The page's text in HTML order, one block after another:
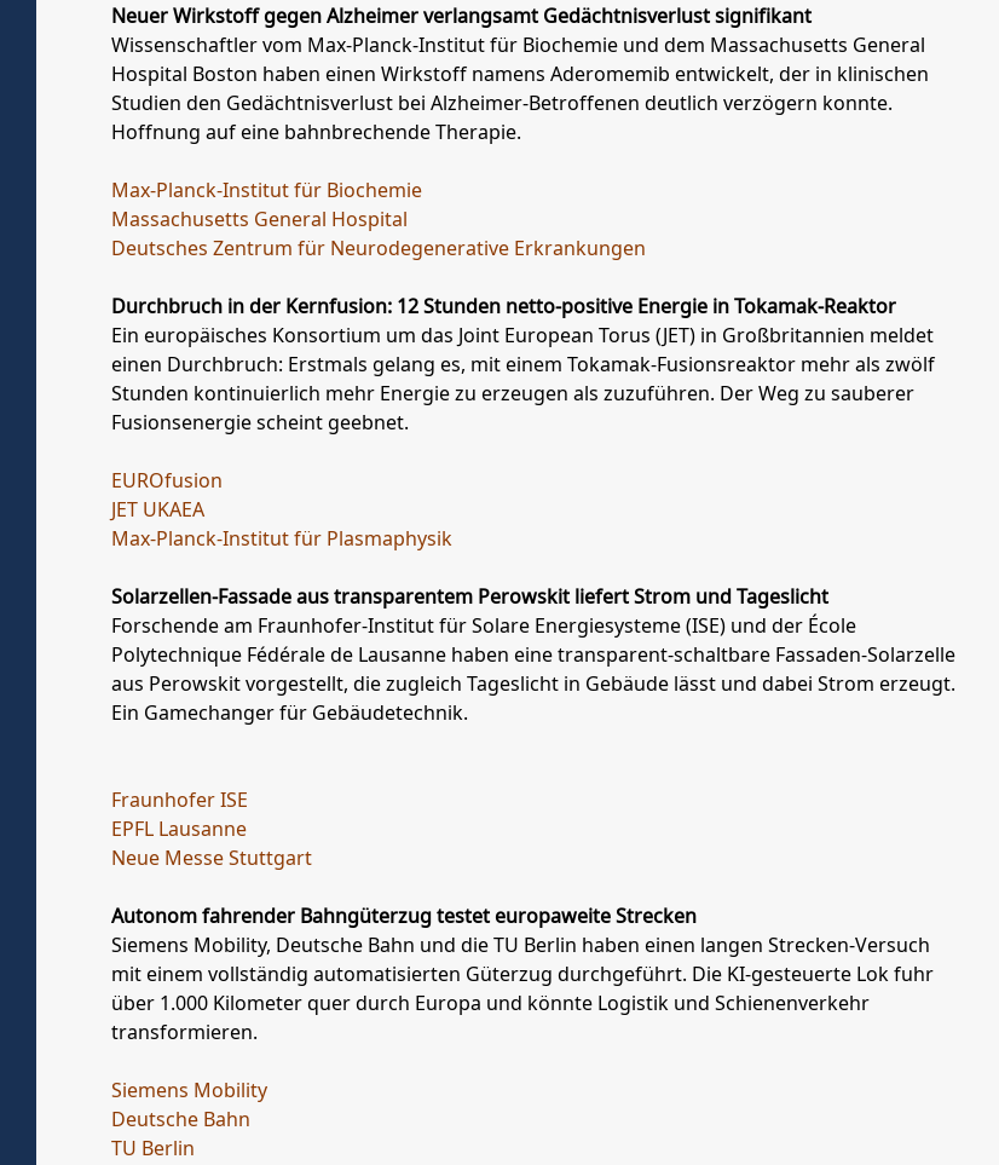
Neuer Wirkstoff gegen Alzheimer verlangsamt Gedächtnisverlust signifikant
Wissenschaftler vom Max-Planck-Institut für Biochemie und dem Massachusetts General
Hospital Boston haben einen Wirkstoff namens Aderomemib entwickelt, der in klinischen
Studien den Gedächtnisverlust bei Alzheimer-Betroffenen deutlich verzögern konnte.
Hoffnung auf eine bahnbrechende Therapie.
Max-Planck-Institut für Biochemie
Massachusetts General Hospital
Deutsches Zentrum für Neurodegenerative Erkrankungen
Durchbruch in der Kernfusion: 12 Stunden netto-positive Energie in Tokamak-Reaktor
Ein europäisches Konsortium um das Joint European Torus (JET) in Großbritannien meldet
einen Durchbruch: Erstmals gelang es, mit einem Tokamak-Fusionsreaktor mehr als zwölf
Stunden kontinuierlich mehr Energie zu erzeugen als zuzuführen. Der Weg zu sauberer
Fusionsenergie scheint geebnet.
EUROfusion
JET UKAEA
Max-Planck-Institut für Plasmaphysik
Solarzellen-Fassade aus transparentem Perowskit liefert Strom und Tageslicht
Forschende am Fraunhofer-Institut für Solare Energiesysteme (ISE) und der École
Polytechnique Fédérale de Lausanne haben eine transparent-schaltbare Fassaden-Solarzelle
aus Perowskit vorgestellt, die zugleich Tageslicht in Gebäude lässt und dabei Strom erzeugt.
Ein Gamechanger für Gebäudetechnik.
Fraunhofer ISE
EPFL Lausanne
Neue Messe Stuttgart
Autonom fahrender Bahngüterzug testet europaweite Strecken
Siemens Mobility, Deutsche Bahn und die TU Berlin haben einen langen Strecken-Versuch
mit einem vollständig automatisierten Güterzug durchgeführt. Die KI-gesteuerte Lok fuhr
über 1.000 Kilometer quer durch Europa und könnte Logistik und Schienenverkehr
transformieren.
Siemens Mobility
Deutsche Bahn
TU Berlin